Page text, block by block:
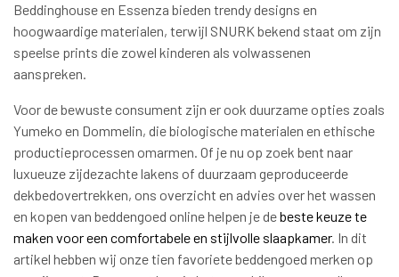
Beddinghouse en Essenza bieden trendy designs en
hoogwaardige materialen, terwijl SNURK bekend staat om zijn
speelse prints die zowel kinderen als volwassenen
aanspreken.
Voor de bewuste consument zijn er ook duurzame opties zoals
Yumeko en Dommelin, die biologische materialen en ethische
productieprocessen omarmen. Of je nu op zoek bent naar
luxueuze zijdezachte lakens of duurzaam geproduceerde
dekbedovertrekken, ons overzicht en advies over het wassen
en kopen van beddengoed online helpen je debeste keuze te
maken voor een comfortabele en stijlvolle slaapkamer. In dit
artikel hebben wij onze tien favoriete beddengoed merken op